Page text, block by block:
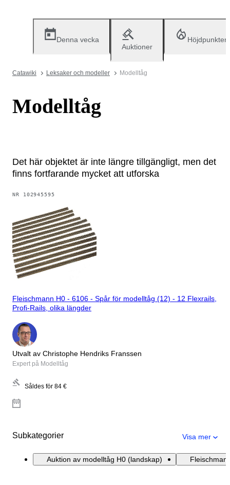
Denna vecka
Auktioner
Höjdpunkter
Catawiki Leksaker och modeller Modelltåg
Modelltåg
Det här objektet är inte längre tillgängligt, men det
finns fortfarande mycket att utforska
NR 102945595
Fleischmann H0 - 6106 - Spår för modelltåg (12) - 12 Flexrails,
Profi-Rails, olika längder
Utvalt av Christophe Hendriks Franssen
Expert på Modelltåg
Såldes för 84 €
Subkategorier Visa mer
Auktion av modelltåg H0 (landskap)